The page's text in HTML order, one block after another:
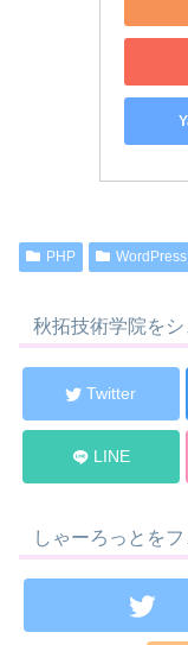
PHP WordPress
秋拓技術学院をシ
Twitter
LINE
しゃーろっとを